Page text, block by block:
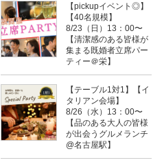
【pickupイベント◎】
【40名規模】
8/23（日）13：00〜
【清潔感のある皆様が
集まる既婚者立席パー
ティー＠栄】
【テーブル1対1】【イ
タリアン会場】
8/26（水）13：00〜
【品のある大人の皆様
が出会うグルメランチ
@名古屋駅】